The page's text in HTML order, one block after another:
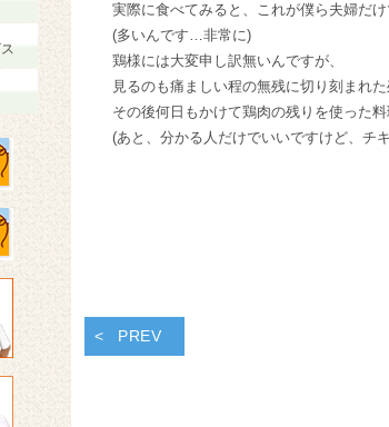
実際に食べてみると、これが僕ら夫婦だけ
(多いんです…非常に)
鶏様には大変申し訳無いんですが、
見るのも痛ましい程の無残に切り刻まれ
その後何日もかけて鶏肉の残りを使った
(あと、分かる人だけでいいですけど、チ
PREV